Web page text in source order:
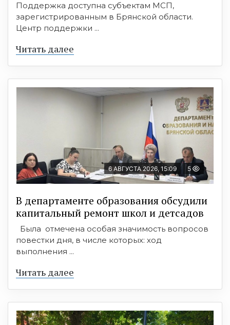
Поддержка доступна субъектам МСП,
зарегистрированным в Брянской области.
Центр поддержки ...
Читать далее
6 АВГУСТА 2026, 15:09 5
В департаменте образования обсудили
капитальный ремонт школ и детсадов
Была отмечена особая значимость вопросов
повестки дня, в числе которых: ход
выполнения ...
Читать далее